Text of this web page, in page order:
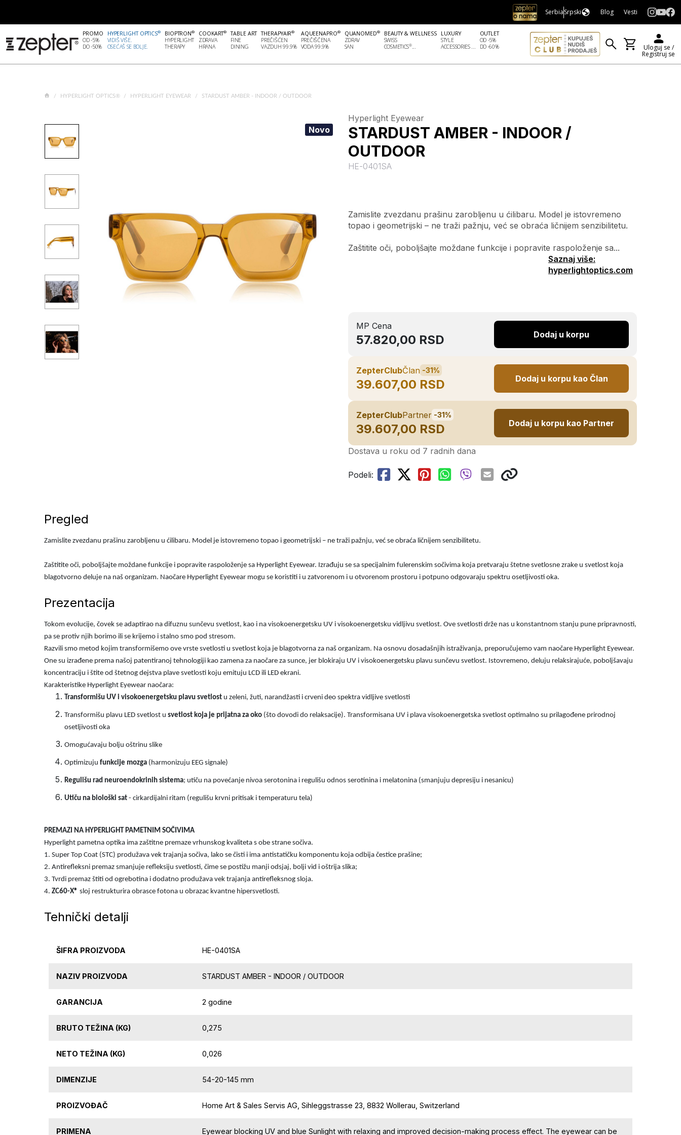
SerbiaSrpski Blog Vesti
PROMO
OD -5%
DO -50%
HYPERLIGHT OPTICS®
VIDIŠ VIŠE.
OSEĆAŠ SE BOLJE.
BIOPTRON®
HYPERLIGHT
THERAPY
COOKART®
ZDRAVA
HRANA
TABLE ART
FINE
DINING
THERAPYAIR®
PREČIŠĆEN
VAZDUH 99.9%
AQUEENAPRO®
PREČIŠČENA
VODA 99.9%
QUANOMED®
ZDRAV
SAN
BEAUTY & WELLNESS
SWISS
COSMETICS®...
LUXURY
STYLE
ACCESSORIES ...
OUTLET
OD -5%
DO -60%
Uloguj se /
Registruj se
HYPERLIGHT OPTICS® HYPERLIGHT EYEWEAR STARDUST AMBER - INDOOR / OUTDOOR
Novo
Hyperlight Eyewear
STARDUST AMBER - INDOOR /
OUTDOOR
HE-0401SA
Zamislite zvezdanu prašinu zarobljenu u ćilibaru. Model je istovremeno
topao i geometrijski – ne traži pažnju, već se obraća ličnijem senzibilitetu.
Zaštitite oči, poboljšajte moždane funkcije i popravite raspoloženje sa...
Saznaj više:
hyperlightoptics.com
MP Cena
57.820,00 RSD Dodaj u korpu
ZepterClubČlan -31%
39.607,00 RSD Dodaj u korpu kao Član
ZepterClubPartner -31%
39.607,00 RSD Dodaj u korpu kao Partner
Dostava u roku od 7 radnih dana
Podeli:
Pregled
Zamislite zvezdanu prašinu zarobljenu u ćilibaru. Model je istovremeno topao i geometrijski – ne traži pažnju, već se obraća ličnijem senzibilitetu.
Zaštitite oči, poboljšajte moždane funkcije i popravite raspoloženje sa Hyperlight Eyewear. Izrađuju se sa specijalnim fulerenskim sočivima koja pretvaraju štetne svetlosne zrake u svetlost koja
blagotvorno deluje na naš organizam. Naočare Hyperlight Eyewear mogu se koristiti i u zatvorenom i u otvorenom prostoru i potpuno odgovaraju spektru osetljivosti oka.
Prezentacija
Tokom evolucije, čovek se adaptirao na difuznu sunčevu svetlost, kao i na visokoenergetsku UV i visokoenergetsku vidljivu svetlost. Ove svetlosti drže nas u konstantnom stanju pune pripravnosti,
pa se protiv njih borimo ili se krijemo i stalno smo pod stresom.
Razvili smo metod kojim transformišemo ove vrste svetlosti u svetlost koja je blagotvorna za naš organizam. Na osnovu dosadašnjih istraživanja, preporučujemo vam naočare Hyperlight Eyewear.
One su izrađene prema našoj patentiranoj tehnologiji kao zamena za naočare za sunce, jer blokiraju UV i visokoenergetsku plavu sunčevu svetlost. Istovremeno, deluju relaksirajuće, poboljšavaju
koncentraciju i štite od štetnog dejstva plave svetlosti koju emituju LCD ili LED ekrani.
Karakteristike Hyperlight Eyewear naočara:
Transformišu UV i visokoenergetsku plavu svetlost u zeleni, žuti, narandžasti i crveni deo spektra vidljive svetlosti
Transformišu plavu LED svetlost u svetlost koja je prijatna za oko (što dovodi do relaksacije). Transformisana UV i plava visokoenergetska svetlost optimalno su prilagođene prirodnoj
osetljivosti oka
Omogućavaju bolju oštrinu slike
Optimizuju funkcije mozga (harmonizuju EEG signale)
Regulišu rad neuroendokrinih sistema; utiču na povećanje nivoa serotonina i regulišu odnos serotinina i melatonina (smanjuju depresiju i nesanicu)
Utiču na biološki sat - cirkardijalni ritam (regulišu krvni pritisak i temperaturu tela)
PREMAZI NA HYPERLIGHT PAMETNIM SOČIVIMA
Hyperlight pametna optika ima zaštitne premaze vrhunskog kvaliteta s obe strane sočiva.
1. Super Top Coat (STC) produžava vek trajanja sočiva, lako se čisti i ima antistatičku komponentu koja odbija čestice prašine;
2. Antirefleksni premaz smanjuje refleksiju svetlosti, čime se postižu manji odsjaj, bolji vid i oštrija slika;
3. Tvrdi premaz štiti od ogrebotina i dodatno produžava vek trajanja antirefleksnog sloja.
4. ZC60-X® sloj restrukturira obrasce fotona u obrazac kvantne hipersvetlosti.
Tehnički detalji
ŠIFRA PROIZVODA HE-0401SA
NAZIV PROIZVODA STARDUST AMBER - INDOOR / OUTDOOR
GARANCIJA 2 godine
BRUTO TEŽINA (KG) 0,275
NETO TEŽINA (KG) 0,026
DIMENZIJE 54-20-145 mm
PROIZVOĐAČ Home Art & Sales Servis AG, Sihleggstrasse 23, 8832 Wollerau, Switzerland
PRIMENA
Eyewear blocking UV and blue Sunlight with relaxing and improved decision-making process effect. The eyewear can be